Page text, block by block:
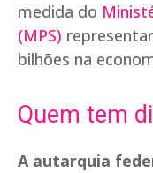
medida do
(MPS)
bilhões na
Quem tem
A autarquia